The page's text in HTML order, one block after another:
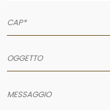
PORTFOLIO
NEWS
CONTATTI